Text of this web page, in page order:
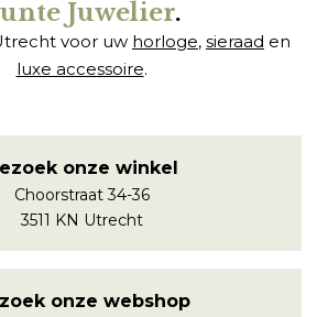
Juwelier.
voor uw horloge, sieraad en
luxe accessoire.
onze winkel
Choorstraat 34-36
3511 KN Utrecht
onze webshop